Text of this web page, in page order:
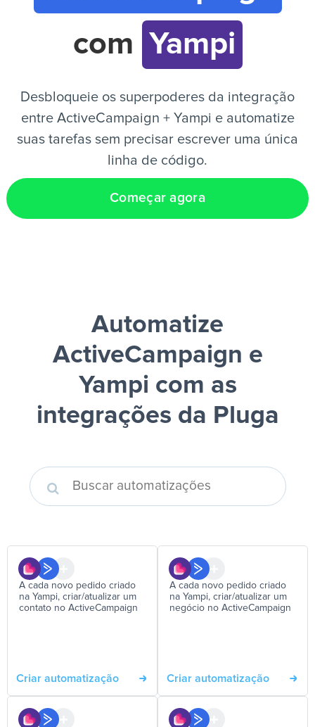
PT
com Yampi
Desbloqueie os superpoderes da integração
entre ActiveCampaign + Yampi e automatize
suas tarefas sem precisar escrever uma única
linha de código.
Começar agora
Automatize
ActiveCampaign e
Yampi com as
integrações da Pluga
A cada novo pedido criado
na Yampi, criar/atualizar um
contato no ActiveCampaign
Criar automatização
A cada novo pedido criado
na Yampi, criar/atualizar um
negócio no ActiveCampaign
Criar automatização